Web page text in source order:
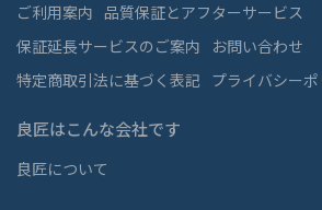
ご利用案内 品質保証とアフターサービス
保証延長サービスのご案内
お問い合わせ
特定商取引法に基づく表記 プライバシーポ
良匠はこんな会社です
良匠について